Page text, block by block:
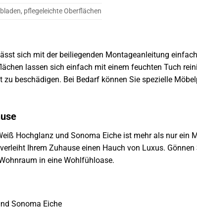
pflegeleichte Oberflächen
sich mit der beiliegenden Montageanleitung
lassen sich einfach mit einem feuchten Tuch
beschädigen. Bei Bedarf können Sie spezielle
Hochglanz und Sonoma Eiche ist mehr als nur ein
Ihrem Zuhause einen Hauch von Luxus.
in eine Wohlfühloase.
Sonoma Eiche